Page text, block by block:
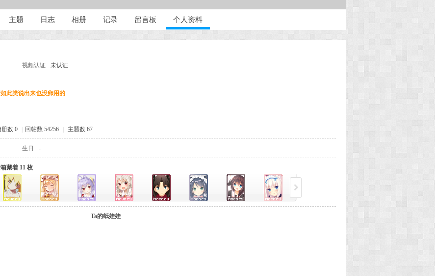
主题 日志 相册 记录 留言板 个人资料
视频认证 未认证
此类说出来也没卵用的
册数 0 回帖数 54256 主题数 67
生日 -
藏着 11 枚
Ta的纸娃娃